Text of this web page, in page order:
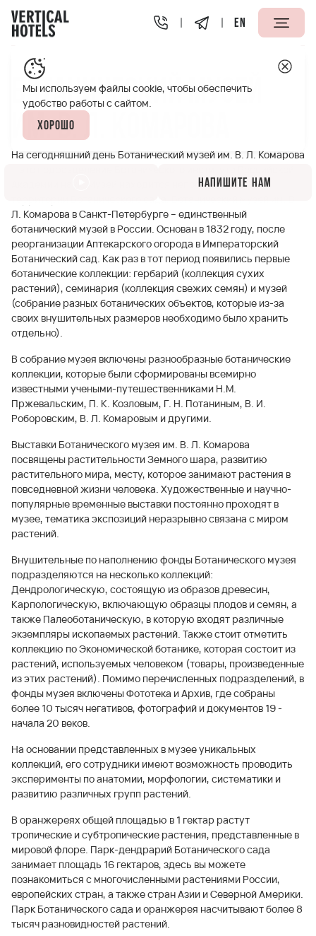
EN
Апарт-отели Vertical
Ботанический музей
им. В. Л. Комарова
На сегодняшний день Ботанический музей им. В. Л. Комарова
Академии наук. Музей находится непосредственно на
Л. Комарова в Санкт-Петербурге – единственный
ботанический музей в России. Основан в 1832 году, после
реорганизации Аптекарского огорода в Императорский
Ботанический сад. Как раз в тот период появились первые
ботанические коллекции: гербарий (коллекция сухих
растений), семинария (коллекция свежих семян) и музей
(собрание разных ботанических объектов, которые из-за
своих внушительных размеров необходимо было хранить
отдельно).
В собрание музея включены разнообразные ботанические
коллекции, которые были сформированы всемирно
известными учеными-путешественниками Н.М.
Пржевальским, П. К. Козловым, Г. Н. Потаниным, В. И.
Роборовским, В. Л. Комаровым и другими.
Выставки Ботанического музея им. В. Л. Комарова
посвящены растительности Земного шара, развитию
растительного мира, месту, которое занимают растения в
повседневной жизни человека. Художественные и научно-
популярные временные выставки постоянно проходят в
музее, тематика экспозиций неразрывно связана с миром
растений.
Внушительные по наполнению фонды Ботанического музея
подразделяются на несколько коллекций:
Дендрологическую, состоящую из образов древесин,
Карпологическую, включающую образцы плодов и семян, а
также Палеоботаническую, в которую входят различные
экземпляры ископаемых растений. Также стоит отметить
коллекцию по Экономической ботанике, которая состоит из
растений, используемых человеком (товары, произведенные
из этих растений). Помимо перечисленных подразделений, в
фонды музея включены Фототека и Архив, где собраны
более 10 тысяч негативов, фотографий и документов 19 -
начала 20 веков.
На основании представленных в музее уникальных
коллекций, его сотрудники имеют возможность проводить
эксперименты по анатомии, морфологии, систематики и
развитию различных групп растений.
В оранжереях общей площадью в 1 гектар растут
тропические и субтропические растения, представленные в
мировой флоре. Парк-дендрарий Ботанического сада
занимает площадь 16 гектаров, здесь вы можете
познакомиться с многочисленными растениями России,
европейских стран, а также стран Азии и Северной Америки.
Парк Ботанического сада и оранжерея насчитывают более 8
тысяч разновидностей растений.
Мы используем файлы cookie, чтобы обеспечить
удобство работы с сайтом.
Хорошо
Напишите нам